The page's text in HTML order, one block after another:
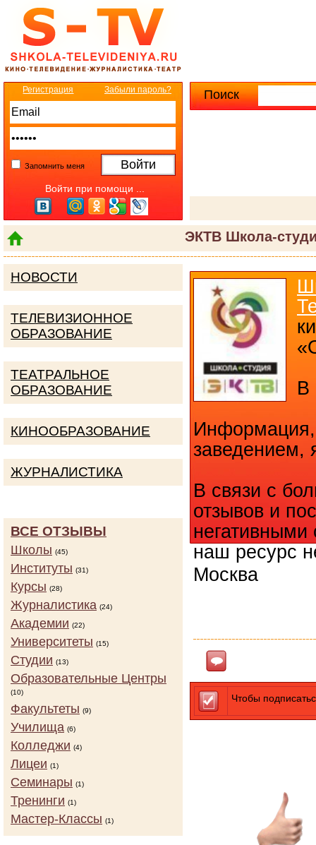
Поиск
ЭКТВ Школа-
Регистрация Забыли пароль?
Запомнить меня
Войти при помощи ...
В
заведением,
В связи с
отзывов и
наш ресурс
Москва
Чтобы
НОВОСТИ
ТЕЛЕВИЗИОННОЕ
ОБРАЗОВАНИЕ
ТЕАТРАЛЬНОЕ
ОБРАЗОВАНИЕ
КИНООБРАЗОВАНИЕ
ЖУРНАЛИСТИКА
ВСЕ ОТЗЫВЫ
Школы (45)
Институты (31)
Курсы (28)
Журналистика (24)
Академии (22)
Университеты (15)
Студии (13)
Образовательные Центры
(10)
Факультеты (9)
Училища (6)
Колледжи (4)
Лицеи (1)
Семинары (1)
Тренинги (1)
Мастер-Классы (1)